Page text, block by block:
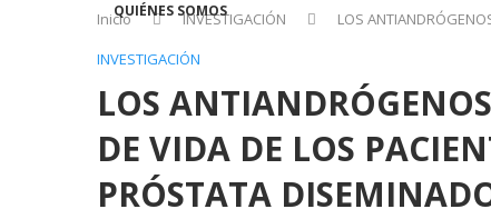
QUIÉNES SOMOS
Inicio INVESTIGACIÓN
LOS
INVESTIGACIÓN
LOS
DE VIDA DE LOS
PRÓSTATA